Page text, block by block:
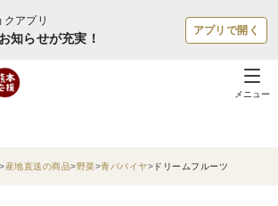
クアプリ
知らせが充実！
アプリで開く
メニュー
産地直送の商品 野菜 青パパイヤ ドリームフルーツ